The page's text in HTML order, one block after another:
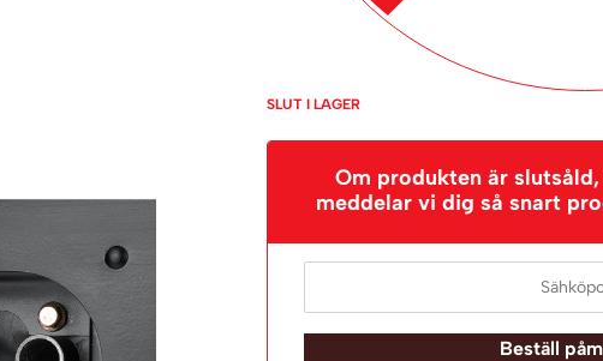
SLUT I LAGER
Om produkten är
meddelar vi dig så snart
Beställ